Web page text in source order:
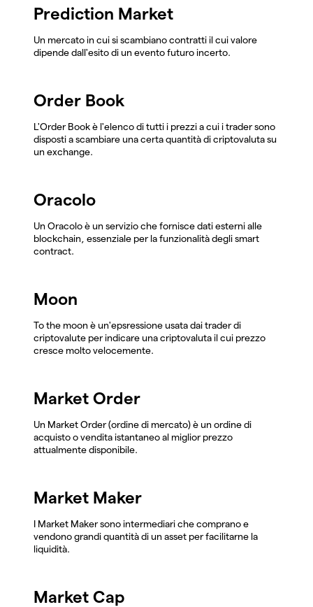
Prediction Market
Un mercato in cui si scambiano contratti il cui valore
dipende dall'esito di un evento futuro incerto.
Order Book
L'Order Book è l'elenco di tutti i prezzi a cui i trader sono
disposti a scambiare una certa quantità di criptovaluta su
un exchange.
Oracolo
Un Oracolo è un servizio che fornisce dati esterni alle
blockchain, essenziale per la funzionalità degli smart
contract.
Moon
To the moon è un'epsressione usata dai trader di
criptovalute per indicare una criptovaluta il cui prezzo
cresce molto velocemente.
Market Order
Un Market Order (ordine di mercato) è un ordine di
acquisto o vendita istantaneo al miglior prezzo
attualmente disponibile.
Market Maker
I Market Maker sono intermediari che comprano e
vendono grandi quantità di un asset per facilitarne la
liquidità.
Market Cap